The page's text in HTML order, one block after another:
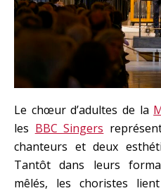
Le chœur d’adultes de la
les BBC Singers
chanteurs et deux
Tantôt dans leurs
mêlés, les choristes